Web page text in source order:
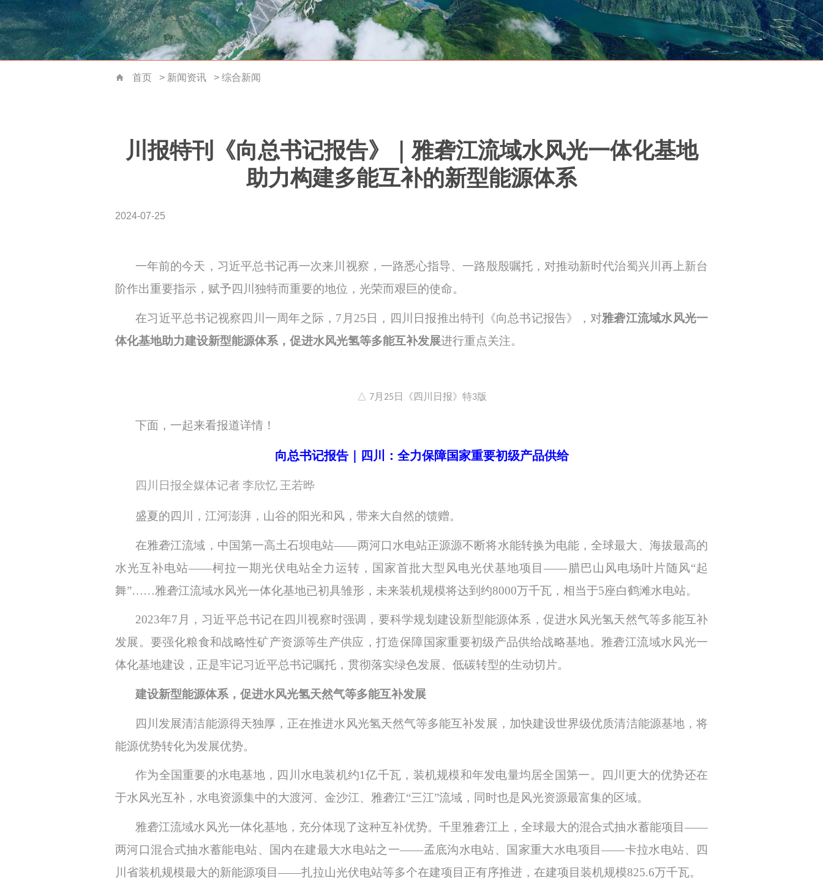
首页 > 新闻资讯 > 综合新闻
川报特刊《向总书记报告》｜雅砻江流域水风光一体化基地
助力构建多能互补的新型能源体系
2024-07-25
一年前的今天，习近平总书记再一次来川视察，一路悉心指导、一路殷殷嘱托，对推动新时代治蜀兴川再上新台
阶作出重要指示，赋予四川独特而重要的地位，光荣而艰巨的使命。
在习近平总书记视察四川一周年之际， 7月25日，四川日报推出特刊《向总书记报告》，对雅砻江流域水风光一
体化基地助力建设新型能源体系，促进水风光氢等多能互补发展进行重点关注。
△ 7月25日《四川日报》特3版
下面，一起来看报道详情！
向总书记报告｜四川：全力保障国家重要初级产品供给
四川日报全媒体记者 李欣忆 王若晔
盛夏的四川，江河澎湃，山谷的阳光和风，带来大自然的馈赠。
在雅砻江流域，中国第一高土石坝电站——两河口水电站正源源不断将水能转换为电能，全球最大、海拔最高的
水光互补电站——柯拉一期光伏电站全力运转，国家首批大型风电光伏基地项目——腊巴山风电场叶片随风“起
舞”……雅砻江流域水风光一体化基地已初具雏形，未来装机规模将达到约8000万千瓦，相当于5座白鹤滩水电站。
2023年7月，习近平总书记在四川视察时强调，要科学规划建设新型能源体系，促进水风光氢天然气等多能互补
发展。要强化粮食和战略性矿产资源等生产供应，打造保障国家重要初级产品供给战略基地。雅砻江流域水风光一
体化基地建设，正是牢记习近平总书记嘱托，贯彻落实绿色发展、低碳转型的生动切片。
建设新型能源体系 ，促进水风光氢天然气等多能互补发展
四川发展清洁能源得天独厚，正在推进水风光氢天然气等多能互补发展，加快建设世界级优质清洁能源基地，将
能源优势转化为发展优势。
作为全国重要的水电基地，四川水电装机约1亿千瓦，装机规模和年发电量均居全国第一。四川更大的优势还在
于水风光互补，水电资源集中的大渡河、金沙江、雅砻江“三江”流域，同时也是风光资源最富集的区域。
雅砻江流域水风光一体化基地，充分体现了这种互补优势。千里雅砻江上，全球最大的混合式抽水蓄能项目 ——
两河口混合式抽水蓄能电站、国内在建最大水电站之一——孟底沟水电站、国家重大水电项目——卡拉水电站、四
川省装机规模最大的新能源项目——扎拉山光伏电站等多个在建项目正有序推进，在建项目装机规模825.6万千瓦。